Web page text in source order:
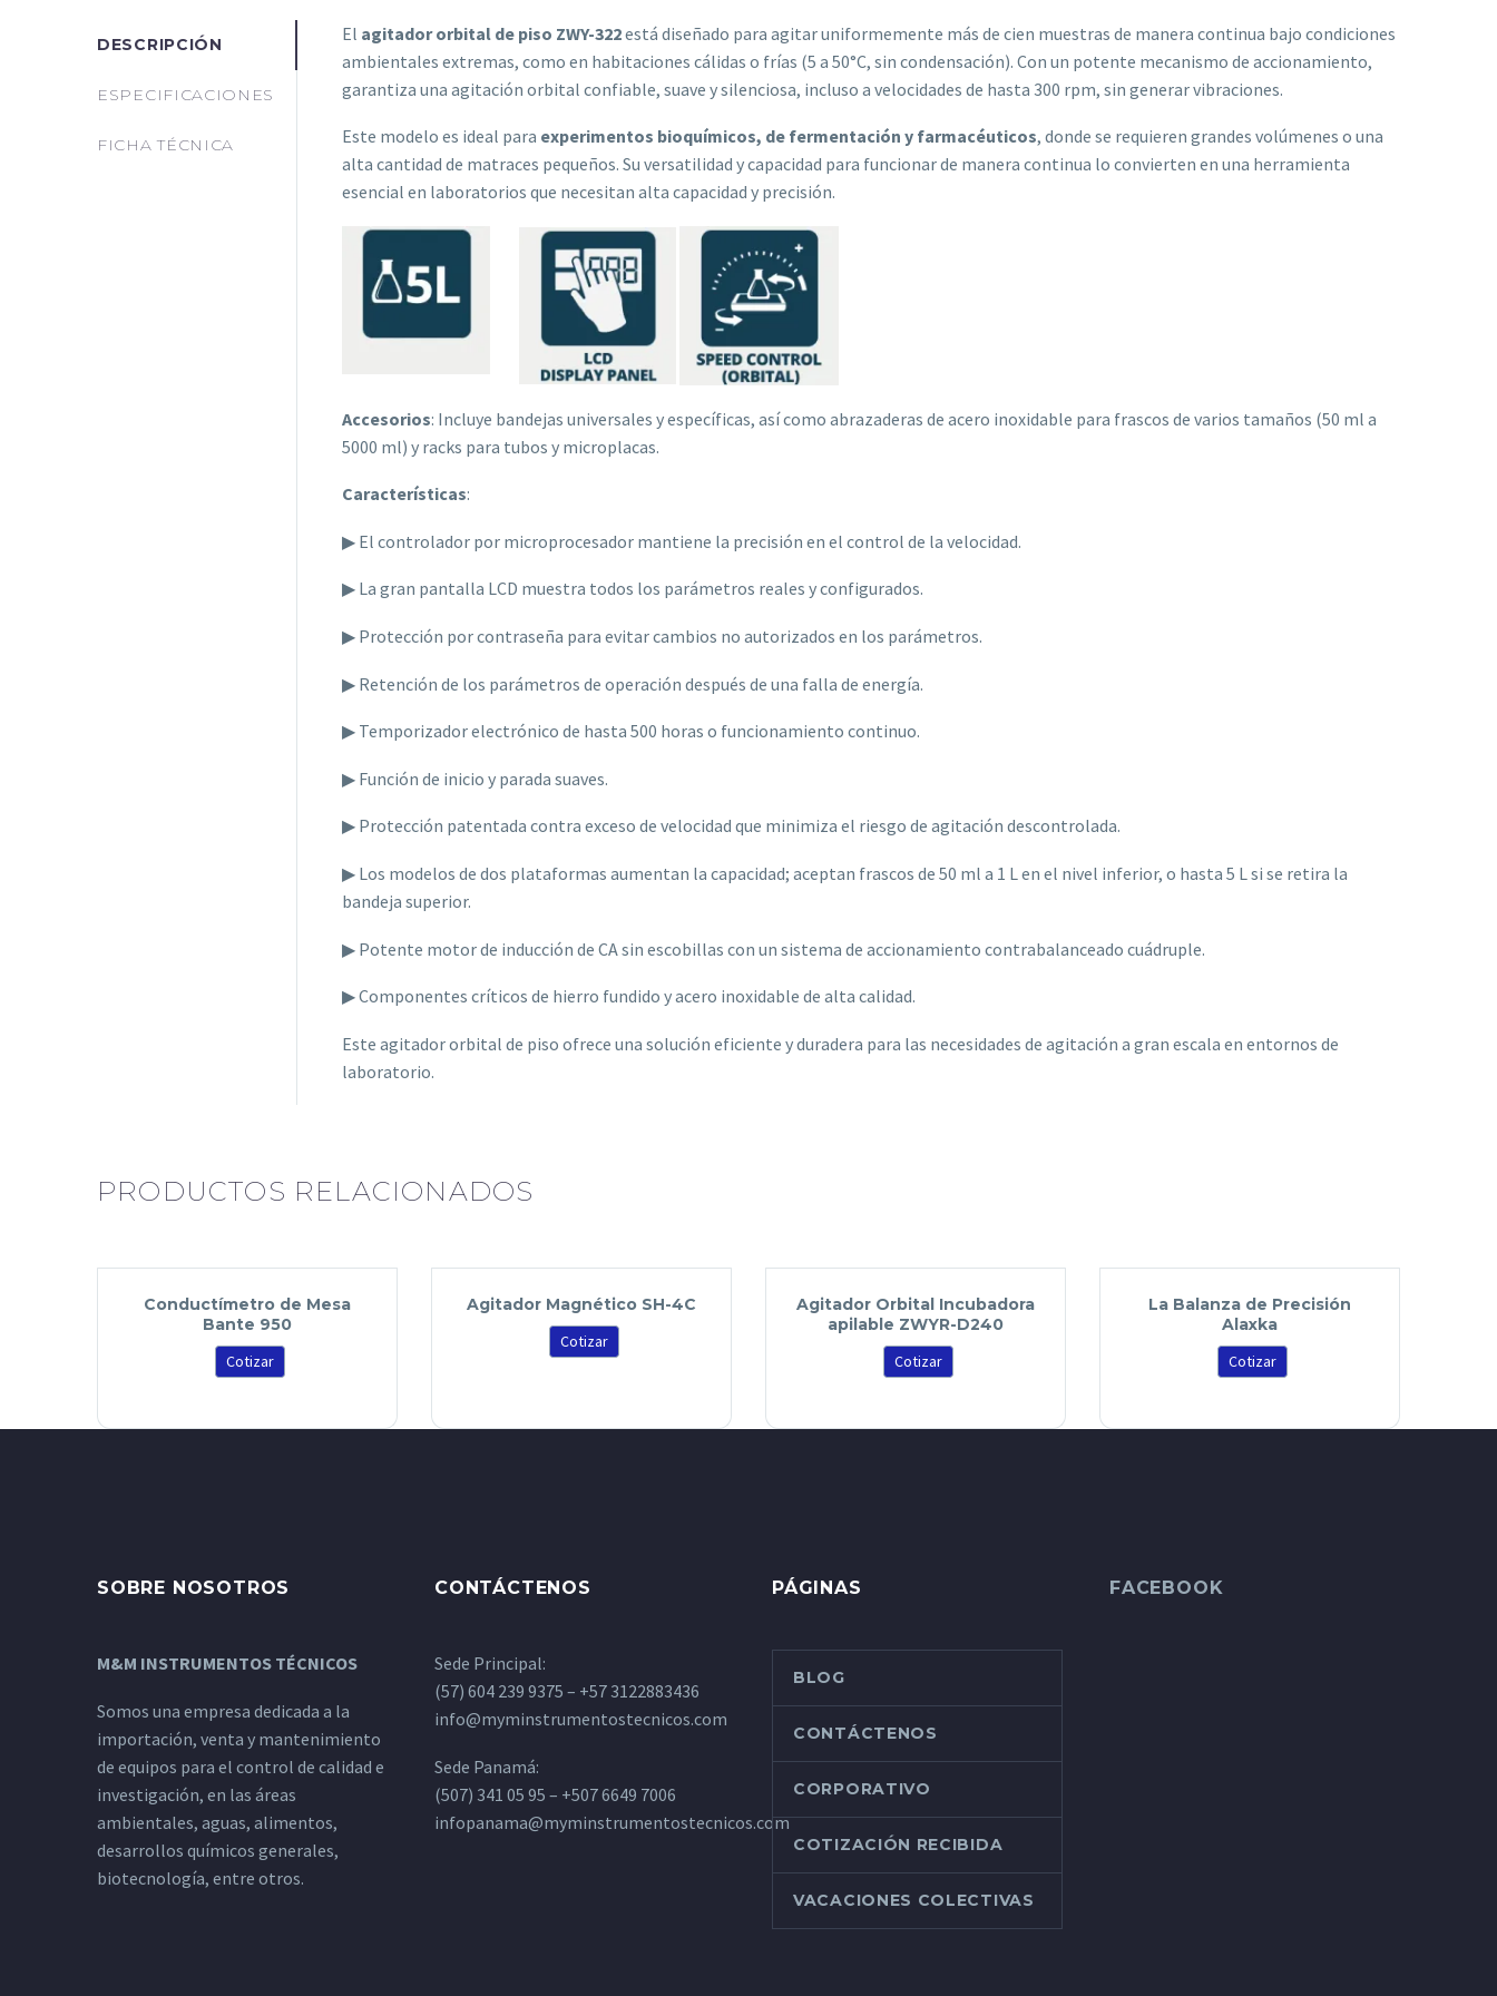
DESCRIPCIÓN
ESPECIFICACIONES
FICHA TÉCNICA
El agitador orbital de piso ZWY-322está diseñado para agitar uniformemente más de cien muestras de manera continua bajo condiciones
ambientales extremas, como en habitaciones cálidas o frías (5 a 50°C, sin condensación). Con un potente mecanismo de accionamiento,
garantiza una agitación orbital confiable, suave y silenciosa, incluso a velocidades de hasta 300 rpm, sin generar vibraciones.
Este modelo es ideal para experimentos bioquímicos, de fermentación y farmacéuticos, donde se requieren grandes volúmenes o una
alta cantidad de matraces pequeños. Su versatilidad y capacidad para funcionar de manera continua lo convierten en una herramienta
esencial en laboratorios que necesitan alta capacidad y precisión.
Accesorios: Incluye bandejas universales y específicas, así como abrazaderas de acero inoxidable para frascos de varios tamaños (50 ml a
5000 ml) y racks para tubos y microplacas.
Características:
▶ El controlador por microprocesador mantiene la precisión en el control de la velocidad.
▶ La gran pantalla LCD muestra todos los parámetros reales y configurados.
▶ Protección por contraseña para evitar cambios no autorizados en los parámetros.
▶ Retención de los parámetros de operación después de una falla de energía.
▶ Temporizador electrónico de hasta 500 horas o funcionamiento continuo.
▶ Función de inicio y parada suaves.
▶ Protección patentada contra exceso de velocidad que minimiza el riesgo de agitación descontrolada.
▶ Los modelos de dos plataformas aumentan la capacidad; aceptan frascos de 50 ml a 1 L en el nivel inferior, o hasta 5 L si se retira la
bandeja superior.
▶ Potente motor de inducción de CA sin escobillas con un sistema de accionamiento contrabalanceado cuádruple.
▶ Componentes críticos de hierro fundido y acero inoxidable de alta calidad.
Este agitador orbital de piso ofrece una solución eficiente y duradera para las necesidades de agitación a gran escala en entornos de
laboratorio.
PRODUCTOS RELACIONADOS
Conductímetro de Mesa
Bante 950
Cotizar
Agitador Magnético SH-4C
Cotizar
Agitador Orbital Incubadora
apilable ZWYR-D240
Cotizar
La Balanza de Precisión
Alaxka
Cotizar
SOBRE NOSOTROS
M&M INSTRUMENTOS TÉCNICOS
Somos una empresa dedicada a la
importación, venta y mantenimiento
de equipos para el control de calidad e
investigación, en las áreas
ambientales, aguas, alimentos,
desarrollos químicos generales,
biotecnología, entre otros.
CONTÁCTENOS
Sede Principal:
(57) 604 239 9375 – +57 3122883436
info@myminstrumentostecnicos.com
Sede Panamá:
(507) 341 05 95 – +507 6649 7006
infopanama@myminstrumentostecnicos.com
PÁGINAS
BLOG
CONTÁCTENOS
CORPORATIVO
COTIZACIÓN RECIBIDA
VACACIONES COLECTIVAS
FACEBOOK